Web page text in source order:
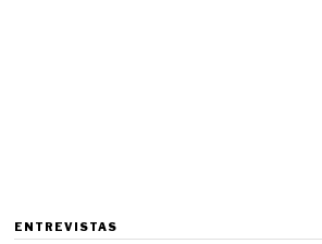
ENTREVISTAS